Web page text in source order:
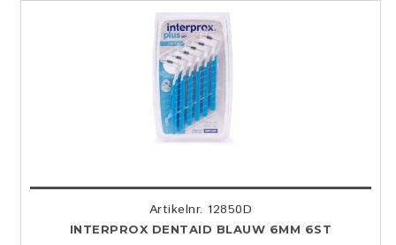
Artikelnr. 12850D
INTERPROX DENTAID BLAUW 6MM 6ST